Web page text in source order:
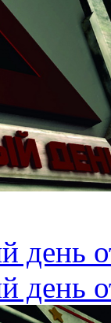
день
день